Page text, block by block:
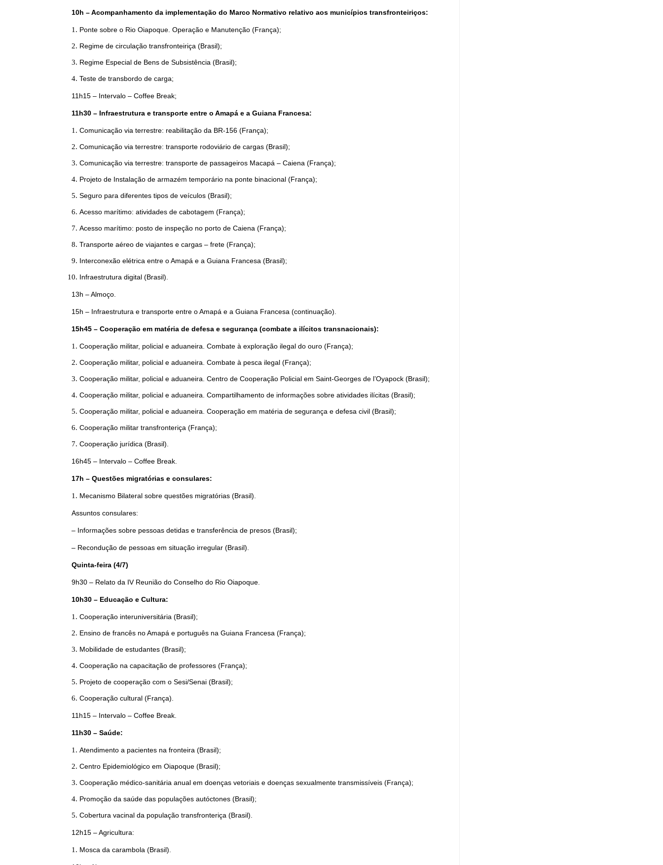
10h – Acompanhamento da implementação do Marco Normativo relativo aos municípios transfronteiriços:
Ponte sobre o Rio Oiapoque. Operação e Manutenção (França);
Regime de circulação transfronteiriça (Brasil);
Regime Especial de Bens de Subsistência (Brasil);
Teste de transbordo de carga;
11h15 – Intervalo – Coffee Break;
11h30 – Infraestrutura e transporte entre o Amapá e a Guiana Francesa:
Comunicação via terrestre: reabilitação da BR-156 (França);
Comunicação via terrestre: transporte rodoviário de cargas (Brasil);
Comunicação via terrestre: transporte de passageiros Macapá – Caiena (França);
Projeto de Instalação de armazém temporário na ponte binacional (França);
Seguro para diferentes tipos de veículos (Brasil);
Acesso marítimo: atividades de cabotagem (França);
Acesso marítimo: posto de inspeção no porto de Caiena (França);
Transporte aéreo de viajantes e cargas – frete (França);
Interconexão elétrica entre o Amapá e a Guiana Francesa (Brasil);
Infraestrutura digital (Brasil).
13h – Almoço.
15h – Infraestrutura e transporte entre o Amapá e a Guiana Francesa (continuação).
15h45 – Cooperação em matéria de defesa e segurança (combate a ilícitos transnacionais):
Cooperação militar, policial e aduaneira. Combate à exploração ilegal do ouro (França);
Cooperação militar, policial e aduaneira. Combate à pesca ilegal (França);
Cooperação militar, policial e aduaneira. Centro de Cooperação Policial em Saint-Georges de l’Oyapock (Brasil);
Cooperação militar, policial e aduaneira. Compartilhamento de informações sobre atividades ilícitas (Brasil);
Cooperação militar, policial e aduaneira. Cooperação em matéria de segurança e defesa civil (Brasil);
Cooperação militar transfronteriça (França);
Cooperação jurídica (Brasil).
16h45 – Intervalo – Coffee Break.
17h – Questões migratórias e consulares:
Mecanismo Bilateral sobre questões migratórias (Brasil).
Assuntos consulares:
– Informações sobre pessoas detidas e transferência de presos (Brasil);
– Recondução de pessoas em situação irregular (Brasil).
Quinta-feira (4/7)
9h30 – Relato da IV Reunião do Conselho do Rio Oiapoque.
10h30 – Educação e Cultura:
Cooperação interuniversitária (Brasil);
Ensino de francês no Amapá e português na Guiana Francesa (França);
Mobilidade de estudantes (Brasil);
Cooperação na capacitação de professores (França);
Projeto de cooperação com o Sesi/Senai (Brasil);
Cooperação cultural (França).
11h15 – Intervalo – Coffee Break.
11h30 – Saúde:
Atendimento a pacientes na fronteira (Brasil);
Centro Epidemiológico em Oiapoque (Brasil);
Cooperação médico-sanitária anual em doenças vetoriais e doenças sexualmente transmissíveis (França);
Promoção da saúde das populações autóctones (Brasil);
Cobertura vacinal da população transfronteriça (Brasil).
12h15 – Agricultura:
Mosca da carambola (Brasil).